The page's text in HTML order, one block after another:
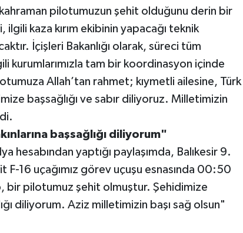
pilotumuzun şehit olduğunu derin bir
kaza kırım ekibinin yapacağı teknik
İçişleri Bakanlığı olarak, süreci tüm
kurumlarımızla tam bir koordinasyon içinde
Allah’tan rahmet; kıymetli ailesine, Türk
başsağlığı ve sabır diliyoruz. Milletimizin
başsağlığı diliyorum"
hesabından yaptığı paylaşımda, Balıkesir 9.
F-16 uçağımız görev uçuşu esnasında 00:50
bir pilotumuz şehit olmuştur. Şehidimize
diliyorum. Aziz milletimizin başı sağ olsun"